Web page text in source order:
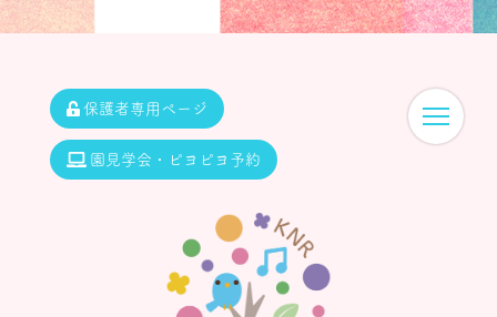
保護者専用ページ
園見学会・ピヨピヨ予約